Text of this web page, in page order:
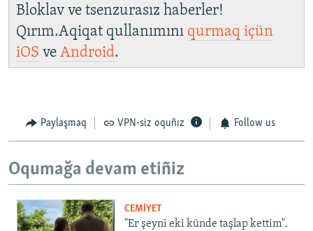
Bloklav ve tsenzurasız haberler!
Qırım.Aqiqat qullanımını qurmaq içün
iOS ve Android.
Paylaşmaq VPN-siz oquñız Follow us
Oqumağa devam etiñiz
CEMİYET
"Er şeyni eki künde taşlap kettim".